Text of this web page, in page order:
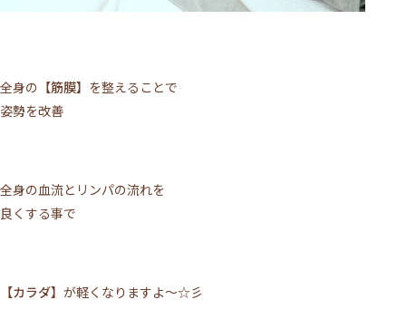
全身の 【筋膜】 を整えることで
姿勢を改善
全身の血流とリンパの流れを
良くする事で
【カラダ】 が軽くなりますよ～☆彡